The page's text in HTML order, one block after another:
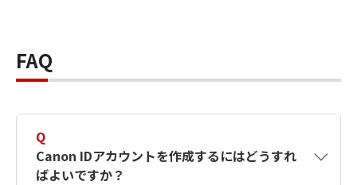
FAQ
Q
Canon IDアカウントを作成するにはどうすれ
ばよいですか？